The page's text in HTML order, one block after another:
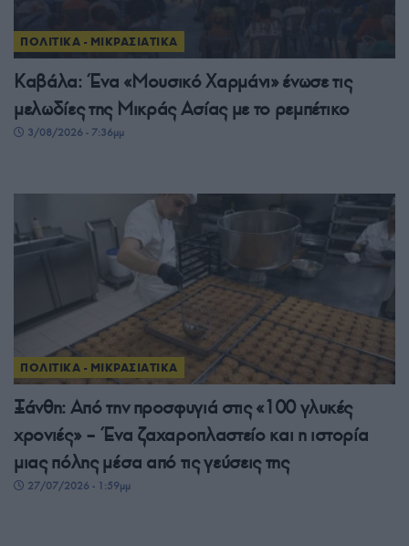
ΠΟΛΙΤΙΚΑ - ΜΙΚΡΑΣΙΑΤΙΚΑ
Καβάλα: Ένα «Μουσικό Χαρμάνι» ένωσε τις
μελωδίες της Μικράς Ασίας με το ρεμπέτικο
3/08/2026 - 7:36μμ
ΠΟΛΙΤΙΚΑ - ΜΙΚΡΑΣΙΑΤΙΚΑ
Ξάνθη: Από την προσφυγιά στις «100 γλυκές
χρονιές» – Ένα ζαχαροπλαστείο και η ιστορία
μιας πόλης μέσα από τις γεύσεις της
27/07/2026 - 1:59μμ